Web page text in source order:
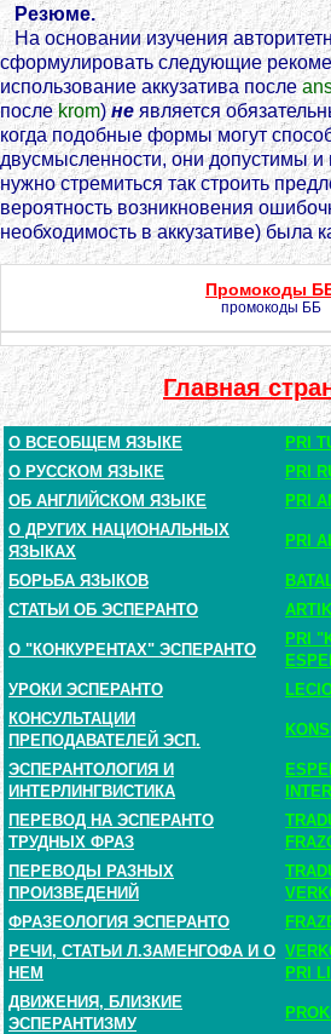
Резюме.
На основании изучения
сформулировать следующие
использование аккузатива после
после krom)не является
когда подобные формы могут
двусмысленности, они допустимы
нужно стремиться так строить
вероятность возникновения
необходимость в аккузативе) была
Промокоды
промокоды ББ
Главная
О ВСЕОБЩЕМ ЯЗЫКЕ
PRI
О РУССКОМ ЯЗЫКЕ
PRI
ОБ АНГЛИЙСКОМ ЯЗЫКЕ
PRI
О ДРУГИХ НАЦИОНАЛЬНЫХ
ЯЗЫКАХ
PRI
БОРЬБА ЯЗЫКОВ
СТАТЬИ ОБ ЭСПЕРАНТО
О "КОНКУРЕНТАХ" ЭСПЕРАНТО
PRI
УРОКИ ЭСПЕРАНТО
КОНСУЛЬТАЦИИ
ПРЕПОДАВАТЕЛЕЙ ЭСП.
ЭСПЕРАНТОЛОГИЯ И
ИНТЕРЛИНГВИСТИКА
ПЕРЕВОД НА ЭСПЕРАНТО
ТРУДНЫХ ФРАЗ
ПЕРЕВОДЫ РАЗНЫХ
ПРОИЗВЕДЕНИЙ
ФРАЗЕОЛОГИЯ ЭСПЕРАНТО
РЕЧИ, СТАТЬИ Л.ЗАМЕНГОФА И О
НЕМ
PRI LI
ДВИЖЕНИЯ, БЛИЗКИЕ
ЭСПЕРАНТИЗМУ